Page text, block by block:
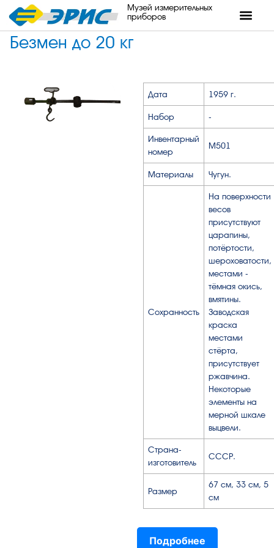
Музей измерительных
приборов
Безмен до 20 кг
Дата 1959 г.
Набор -
Инвентарный
номер
М501
Материалы Чугун.
Сохранность
На поверхности
весов
присутствуют
царапины,
потёртости,
шероховатости,
местами -
тёмная окись,
вмятины.
Заводская
краска
местами
стёрта,
присутствует
ржавчина.
Некоторые
элементы на
мерной шкале
выцвели.
Страна-
изготовитель
СССР.
Размер
67 см, 33 см, 5
см
Подробнее